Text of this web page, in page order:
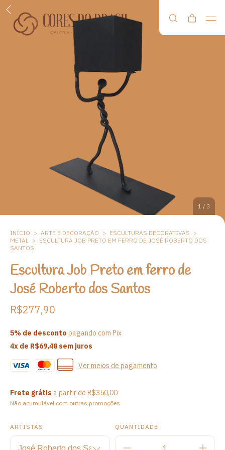
1 / 3
INÍCIO > ARTE E DECORAÇÃO > ESCULTURAS DECORATIVAS >
METAL > ESCULTURA JOB PRETO EM FERRO DE JOSÉ ROBERTO DOS
SANTOS
Escultura Job Preto em ferro de
José Roberto dos Santos
R$277,90
5% de desconto pagando com Pix
4x de R$69,48sem juros
Ver meios de pagamento
Frete grátis a partir de R$350,00
Não acumulável com outras promoções
ARTISTAS QUANTIDADE